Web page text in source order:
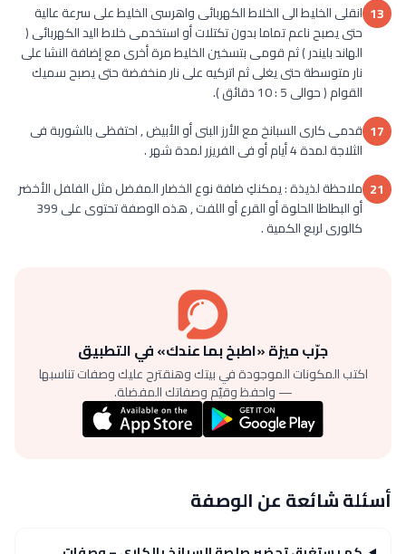
13 انقلى الخليط الى الخلاط الكهربائى واهرسى الخليط على سرعة عالية
حتى يصبح ناعم تماما بدون تكتلات أو استخدمى خلاط اليد الكهربائى (
الهاند بليندر ) ثم قومى بتسخين الخليط مرة أخرى مع إضافة النشا على
نار متوسطة حتى يغلى ثم اتركيه على نار منخفضة حتى يصبح سميك
القوام ( حوالى 5 : 10 دقائق ).
17 قدمى كارى السبانخ مع الأرز البنى أو الأبيض , احتفظى بالشوربة فى
الثلاجة لمدة 4 أيام أو فى الفريزر لمدة شهر .
21 ملاحظة لذيذة : يمكنكِ ضافة نوع الخضار المفضل مثل الفلفل الأخضر
أو البطاطا الحلوة أو القرع أو اللفت , هذه الوصفة تحتوى على 399
كالورى لربع الكمية .
جرّب ميزة «اطبخ بما عندك» في التطبيق
اكتب المكونات الموجودة في بيتك وهنقترح عليك وصفات تناسبها
— واحفظ وقيّم وصفاتك المفضلة.
أسئلة شائعة عن الوصفة